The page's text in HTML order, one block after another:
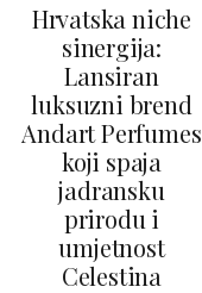
Hrvatska niche
sinergija:
Lansiran
luksuzni brend
Andart Perfumes
koji spaja
jadransku
prirodu i
umjetnost
Celestina